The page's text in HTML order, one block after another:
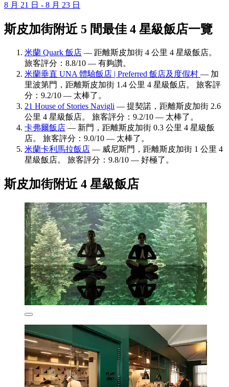
8 月 21 日 - 8 月 23 日
斯皮加街附近 5 間最佳 4 星級飯店一覽
米蘭 Quark 飯店 — 距離斯皮加街 4 公里 4 星級飯店。
旅客評分：8.8/10 — 有夠讚。
米蘭垂直 UNA 體驗飯店 | Preferred 飯店及度假村 — 加
里波第門，距離斯皮加街 1.4 公里 4 星級飯店。 旅客評
分：9.2/10 — 太棒了。
21 House of Stories Navigli — 提契諾，距離斯皮加街 2.6
公里 4 星級飯店。 旅客評分：9.2/10 — 太棒了。
卡弗爾飯店 — 新門，距離斯皮加街 0.3 公里 4 星級飯
店。 旅客評分：9.0/10 — 太棒了。
米蘭卡利馬拉飯店 — 威尼斯門，距離斯皮加街 1 公里 4
星級飯店。 旅客評分：9.8/10 — 好極了。
斯皮加街附近 4 星級飯店